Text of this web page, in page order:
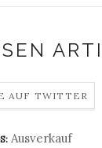
AUF TWITTER
Ausverkauf